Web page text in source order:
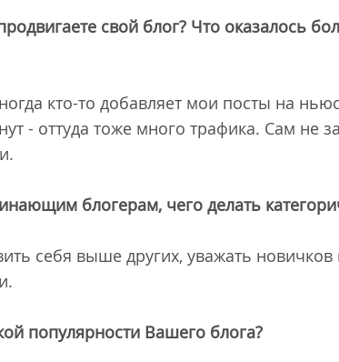
свой блог? Что оказалось
кто-то добавляет мои посты на
- оттуда тоже много трафика. Сам не
блогерам, чего делать
себя выше других, уважать
популярности Вашего блога?